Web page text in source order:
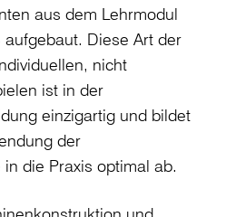
aus dem Lehrmodul
Diese Art der
nicht
ist in der
einzigartig und bildet
der
die Praxis optimal ab.